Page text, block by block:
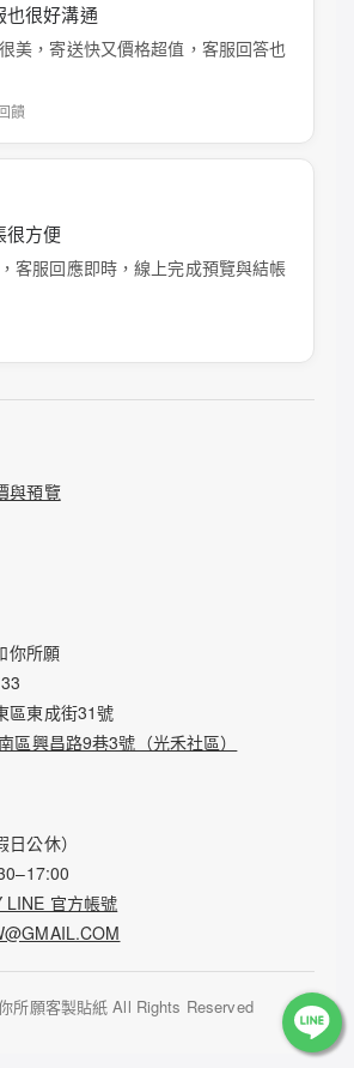
也很好溝通
美，寄送快又價格超值，客服回答也
饋
很方便
客服回應即時，線上完成預覽與結帳
與預覽
你所願
區東成街31號
區興昌路9巷3號（光禾社區）
公休）
LINE 官方帳號
所願客製貼紙 All Rights Reserved